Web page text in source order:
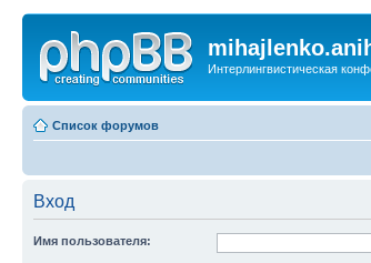
Интерлингвистическая
Список форумов
Вход
Имя пользователя: